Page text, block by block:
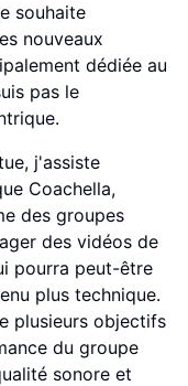
souhaite
nouveaux
dédiée au
pas le
j'assiste
Coachella,
des groupes
des vidéos de
pourra peut-être
plus technique.
plusieurs objectifs
du groupe
sonore et